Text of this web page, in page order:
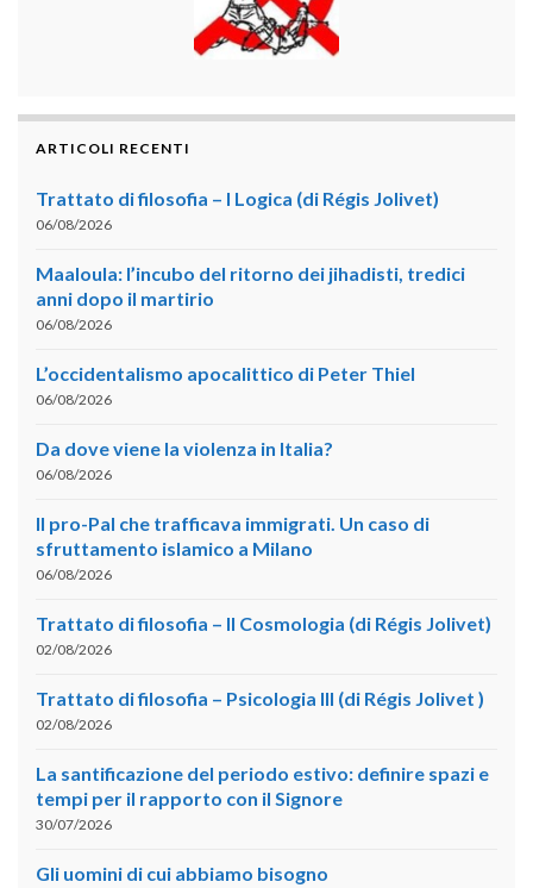
ARTICOLI RECENTI
Trattato di filosofia – I Logica (di Régis Jolivet)
06/08/2026
Maaloula: l’incubo del ritorno dei jihadisti, tredici
anni dopo il martirio
06/08/2026
L’occidentalismo apocalittico di Peter Thiel
06/08/2026
Da dove viene la violenza in Italia?
06/08/2026
Il pro-Pal che trafficava immigrati. Un caso di
sfruttamento islamico a Milano
06/08/2026
Trattato di filosofia – II Cosmologia (di Régis Jolivet)
02/08/2026
Trattato di filosofia – Psicologia III (di Régis Jolivet )
02/08/2026
La santificazione del periodo estivo: definire spazi e
tempi per il rapporto con il Signore
30/07/2026
Gli uomini di cui abbiamo bisogno